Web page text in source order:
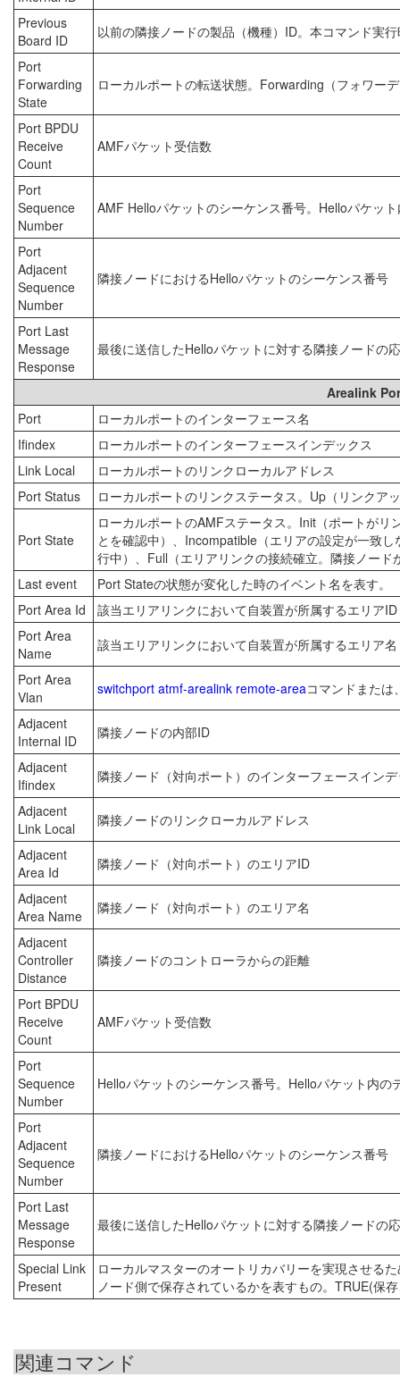
Previous
Board ID
以前の隣接ノードの製品（機種）ID。本コマンド実
Port
Forwarding
State
ローカルポートの転送状態。Forwarding（フォワー
Port BPDU
Receive
Count
AMFパケット受信数
Port
Sequence
Number
AMF Helloパケットのシーケンス番号。Helloパケッ
Port
Adjacent
Sequence
Number
隣接ノードにおけるHelloパケットのシーケンス番号
Port Last
Message
Response
最後に送信したHelloパケットに対する隣接ノードの
Arealink
Port
ローカルポートのインターフェース名
Ifindex
ローカルポートのインターフェースインデックス
Link Local
ローカルポートのリンクローカルアドレス
Port Status
ローカルポートのリンクステータス。Up（リンクア
Port State
ローカルポートのAMFステータス。Init（ポートが
とを確認中）、Incompatible（エリアの設定が一致
行中）、Full（エリアリンクの接続確立。隣接ノー
Last event
Port Stateの状態が変化した時のイベント名を表す。
Port Area Id
該当エリアリンクにおいて自装置が所属するエリアID
Port Area
Name
該当エリアリンクにおいて自装置が所属するエリア名
Port Area
Vlan
switchport atmf-arealink remote-areaコマンドまたは
Adjacent
Internal ID
隣接ノードの内部ID
Adjacent
Ifindex
隣接ノード（対向ポート）のインターフェースイン
Adjacent
Link Local
隣接ノードのリンクローカルアドレス
Adjacent
Area Id
隣接ノード（対向ポート）のエリアID
Adjacent
Area Name
隣接ノード（対向ポート）のエリア名
Adjacent
Controller
Distance
隣接ノードのコントローラからの距離
Port BPDU
Receive
Count
AMFパケット受信数
Port
Sequence
Number
Helloパケットのシーケンス番号。Helloパケット内の
Port
Adjacent
Sequence
Number
隣接ノードにおけるHelloパケットのシーケンス番号
Port Last
Message
Response
最後に送信したHelloパケットに対する隣接ノードの
Special Link
Present
ローカルマスターのオートリカバリーを実現させる
ノード側で保存されているかを表すもの。TRUE(保
関連コマンド